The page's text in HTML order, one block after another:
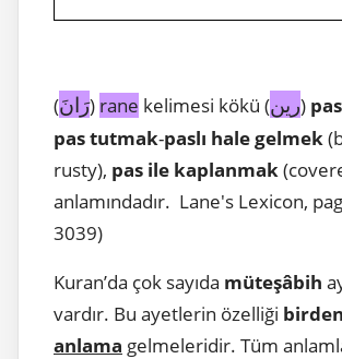
(رَانَ) rane kelimesi kökü (رين)
pas tutmak-paslı hale gelmek
rusty), pas ile kaplanmak
anlamındadır. Lane's Lexicon,
3039)
Kuran’da çok sayıda müteşâbih
vardır. Bu ayetlerin özelliği
anlama gelmeleridir. Tüm